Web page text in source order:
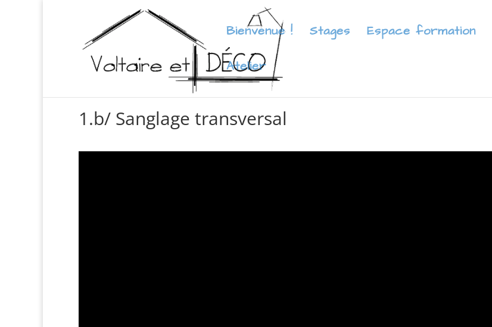
Bienvenue ! Stages Espace formation
Atelier
1.b/ Sanglage transversal